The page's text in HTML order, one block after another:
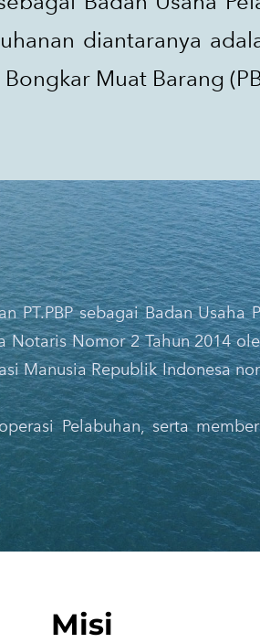
diantaranya
Muat Barang
PT.PBP sebagai Badan Usaha
Notaris Nomor 2 Tahun 2014
Manusia Republik Indonesa
Pelabuhan, serta
Misi